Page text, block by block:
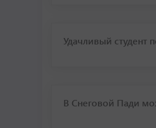
Удачливый студент
В Снеговой Пади